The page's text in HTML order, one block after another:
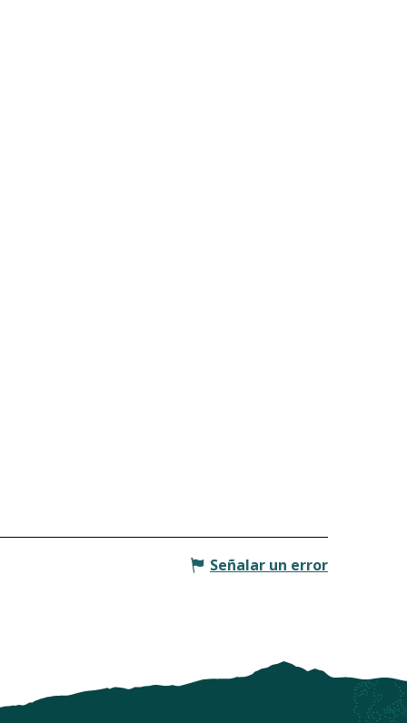
Señalar un error